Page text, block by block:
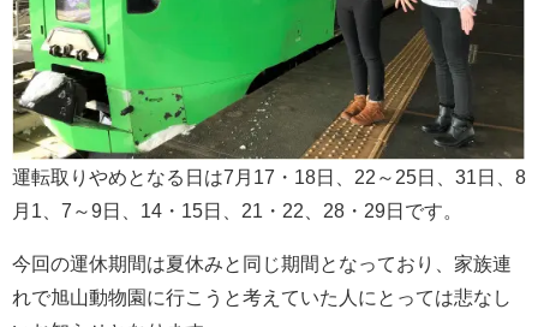
運転取りやめとなる日は7月17・18日、22～25日、31日、8
月1、7～9日、14・15日、21・22、28・29日です。
今回の運休期間は夏休みと同じ期間となっており、家族連
れで旭山動物園に行こうと考えていた人にとっては悲なし